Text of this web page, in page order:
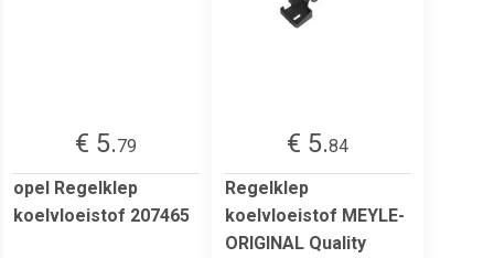
€ 5.79
opel Regelklep
koelvloeistof 207465
€ 5.84
Regelklep
koelvloeistof MEYLE-
ORIGINAL Quality